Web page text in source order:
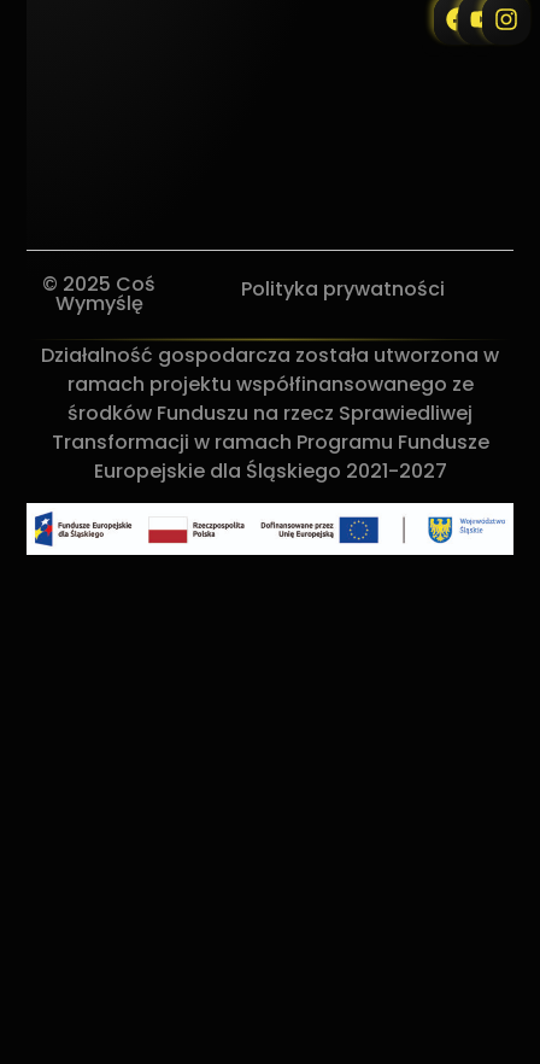
© 2025 Coś
Wymyślę
Polityka prywatności
Działalność gospodarcza została utworzona w
ramach projektu współfinansowanego ze
środków Funduszu na rzecz Sprawiedliwej
Transformacji w ramach Programu Fundusze
Europejskie dla Śląskiego 2021-2027